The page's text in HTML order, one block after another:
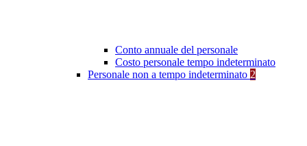
Conto annuale del personale
Costo personale tempo indeterminato
Personale non a tempo indeterminato 2